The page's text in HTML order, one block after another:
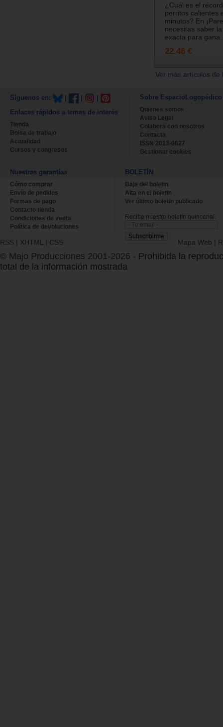
¿Cuál es el
perritos calientes
minutos? En
necesitas saber
exacta para
22.46 €
Ver más artículos
Síguenos en:
Enlaces rápidos a temas de interés
Tienda
Bolsa de trabajo
Actualidad
Cursos y congresos
Sobre EspacioLogopédico
Quienes somos
Aviso Legal
Colabora con nosotros
Contacta
ISSN 2013-0627
Gestionar cookies
Nuestras garantías
Cómo comprar
Envío de pedidos
Formas de pago
Contacto tienda
Condiciones de venta
Política de devoluciones
BOLETÍN
Baja del boletin
Alta en el boletin
Ver último boletin publicado
Recibe nuestro boletín quincenal.
RSS | XHTML | CSS Mapa Web |
© Majo Producciones 2001-2026 - Prohibida la
total de la información mostrada